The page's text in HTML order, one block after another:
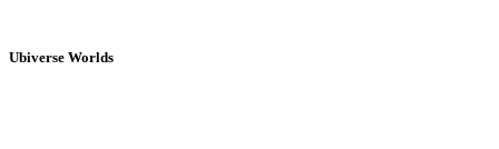
Ubiverse Worlds